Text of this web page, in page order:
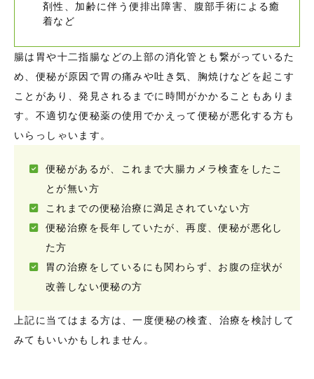
剤性、加齢に伴う便排出障害、腹部手術による癒
着など
腸は胃や十二指腸などの上部の消化管とも繋がっているた
め、便秘が原因で胃の痛みや吐き気、胸焼けなどを起こす
ことがあり、発見されるまでに時間がかかることもありま
す。不適切な便秘薬の使用でかえって便秘が悪化する方も
いらっしゃいます。
便秘があるが、これまで大腸カメラ検査をしたこ
とが無い方
これまでの便秘治療に満足されていない方
便秘治療を長年していたが、再度、便秘が悪化し
た方
胃の治療をしているにも関わらず、お腹の症状が
改善しない便秘の方
上記に当てはまる方は、一度便秘の検査、治療を検討して
みてもいいかもしれません。